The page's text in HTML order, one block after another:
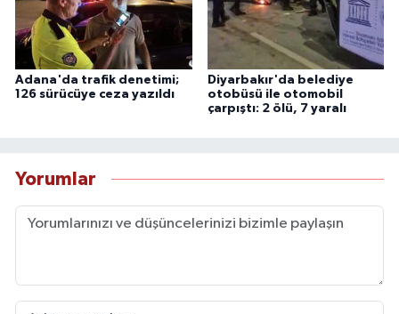
Adana'da trafik denetimi;
126 sürücüye ceza yazıldı
Diyarbakır'da belediye
otobüsü ile otomobil
çarpıştı: 2 ölü, 7 yaralı
Yorumlar